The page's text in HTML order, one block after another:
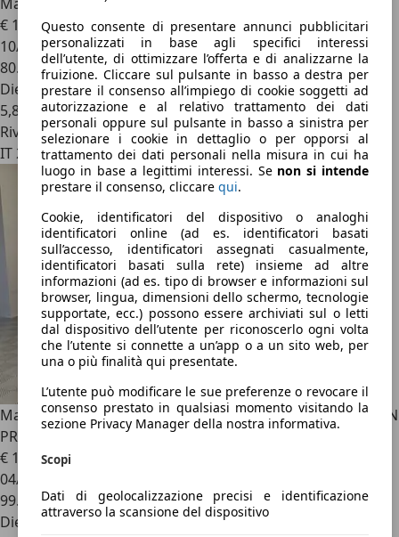
Questo consente di presentare annunci pubblicitari
personalizzati in base agli specifici interessi
dell’utente, di ottimizzare l’offerta e di analizzarne la
fruizione. Cliccare sul pulsante in basso a destra per
prestare il consenso all’impiego di cookie soggetti ad
autorizzazione e al relativo trattamento dei dati
personali oppure sul pulsante in basso a sinistra per
selezionare i cookie in dettaglio o per opporsi al
trattamento dei dati personali nella misura in cui ha
luogo in base a legittimi interessi. Se non si intende
prestare il consenso, cliccare qui.
Cookie, identificatori del dispositivo o analoghi
identificatori online (ad es. identificatori basati
sull’accesso, identificatori assegnati casualmente,
identificatori basati sulla rete) insieme ad altre
informazioni (ad es. tipo di browser e informazioni sul
browser, lingua, dimensioni dello schermo, tecnologie
supportate, ecc.) possono essere archiviati sul o letti
dal dispositivo dell’utente per riconoscerlo ogni volta
che l’utente si connette a un’app o a un sito web, per
una o più finalità qui presentate.
L’utente può modificare le sue preferenze o revocare il
consenso prestato in qualsiasi momento visitando la
sezione Privacy Manager della nostra informativa.
Scopi
Dati di geolocalizzazione precisi e identificazione
attraverso la scansione del dispositivo
€ 13.999
10/2017
80.000 km
Diesel
5,8 l/100 km (comb.)
Rivenditore
IT 27028
Mazda CX-52.2 Homura 2wd 150cv auto my21 PREZZO CON
PROMO
€ 17.990
04/2021
99.990 km
Diesel